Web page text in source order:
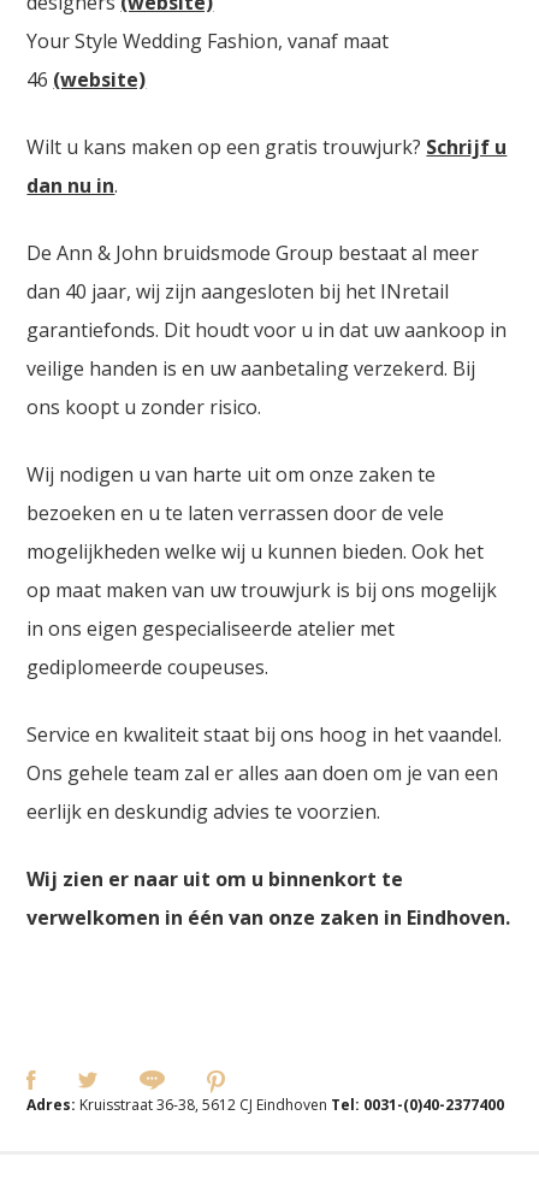
Your Style Wedding Fashion, vanaf maat
46 (website)
Wilt u kans maken op een gratis trouwjurk? Schrijf u
dan nu in.
De Ann & John bruidsmode Group bestaat al meer
dan 40 jaar, wij zijn aangesloten bij het INretail
garantiefonds. Dit houdt voor u in dat uw aankoop in
veilige handen is en uw aanbetaling verzekerd. Bij
ons koopt u zonder risico.
Wij nodigen u van harte uit om onze zaken te
bezoeken en u te laten verrassen door de vele
mogelijkheden welke wij u kunnen bieden. Ook het
op maat maken van uw trouwjurk is bij ons mogelijk
in ons eigen gespecialiseerde atelier met
gediplomeerde coupeuses.
Service en kwaliteit staat bij ons hoog in het vaandel.
Ons gehele team zal er alles aan doen om je van een
eerlijk en deskundig advies te voorzien.
Wij zien er naar uit om u binnenkort te
verwelkomen in één van onze zaken in Eindhoven.
Adres: Kruisstraat 36-38, 5612 CJ Eindhoven Tel: 0031-(0)40-2377400